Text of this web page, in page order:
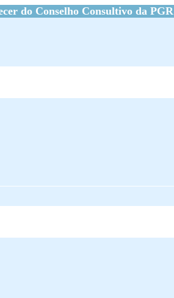
do Conselho Consultivo da PGR